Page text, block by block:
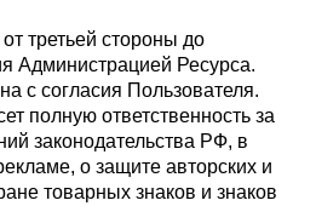
третьей стороны до
Администрацией Ресурса.
с согласия Пользователя.
полную ответственность за
законодательства РФ, в
о защите авторских и
товарных знаков и знаков